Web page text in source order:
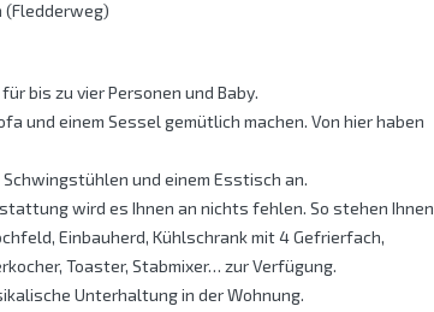
(Fledderweg)
bis zu vier Personen und Baby.
und einem Sessel gemütlich machen. Von hier haben
und einem Esstisch an.
wird es Ihnen an nichts fehlen. So stehen Ihnen
Einbauherd, Kühlschrank mit 4 Gefrierfach,
Toaster, Stabmixer… zur Verfügung.
Unterhaltung in der Wohnung.